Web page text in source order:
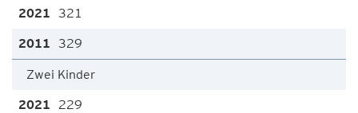
321
329
Zwei Kinder
229